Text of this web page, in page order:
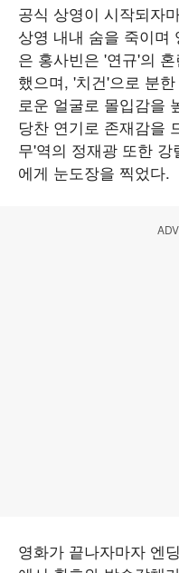
공식 상영이 시작되자
상영 내내 숨을 죽이며
은 홍사빈은 '연규'의
했으며, '치건'으로 분
로운 얼굴로 몰입감을
당찬 연기로 존재감을
무'역의 정재광 또한
에게 눈도장을 찍었다.
영화가 끝나자마자 엔